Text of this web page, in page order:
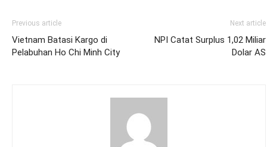
Previous article
Vietnam Batasi Kargo di
Pelabuhan Ho Chi Minh City
Next article
NPI Catat Surplus 1,02 Miliar
Dolar AS